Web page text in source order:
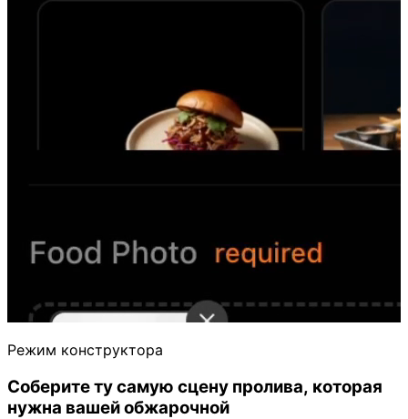
Режим конструктора
Соберите ту самую сцену пролива, которая
нужна вашей обжарочной